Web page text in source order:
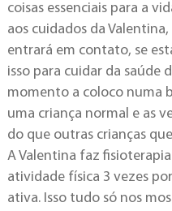
coisas essenciais para a
aos cuidados da
entrará em contato, se
isso para cuidar da saúde
momento a coloco numa
uma criança normal e as
do que outras crianças
A Valentina faz
atividade física 3 vezes
ativa. Isso tudo só nos